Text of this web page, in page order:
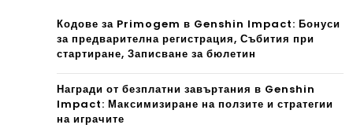
Кодове за Primogem в Genshin Impact: Бонуси
за предварителна регистрация, Събития при
стартиране, Записване за бюлетин
Награди от безплатни завъртания в Genshin
Impact: Максимизиране на ползите и стратегии
на играчите